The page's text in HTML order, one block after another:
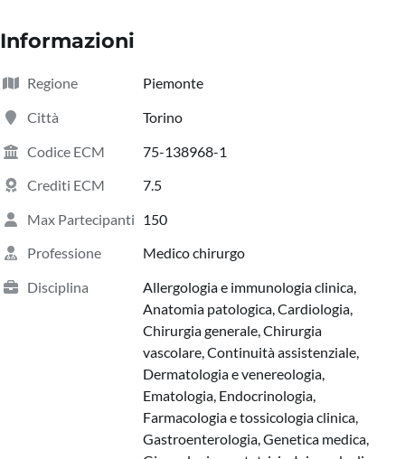
Informazioni
Regione
Piemonte
Città
Torino
Codice ECM
75-138968-1
Crediti ECM
7.5
Max Partecipanti 150
Professione
Medico chirurgo
Disciplina
Allergologia e immunologia clinica,
Anatomia patologica, Cardiologia,
Chirurgia generale, Chirurgia
vascolare, Continuità assistenziale,
Dermatologia e venereologia,
Ematologia, Endocrinologia,
Farmacologia e tossicologia clinica,
Gastroenterologia, Genetica medica,